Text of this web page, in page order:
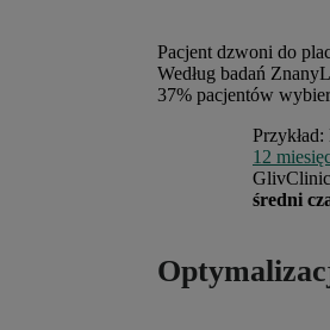
Pacjent dzwoni do
Według badań
37% pacjentów
12
średni